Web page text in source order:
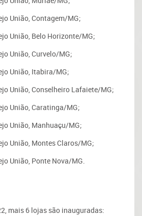
União, Contagem/MG;
União, Belo Horizonte/MG;
União, Curvelo/MG;
União, Itabira/MG;
União, Conselheiro Lafaiete/MG;
União, Caratinga/MG;
União, Manhuaçu/MG;
União, Montes Claros/MG;
União, Ponte Nova/MG.
mais 6 lojas são inauguradas: